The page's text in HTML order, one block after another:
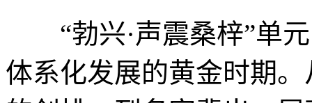
“勃兴·声震桑梓”单元
体系化发展的黄金时期